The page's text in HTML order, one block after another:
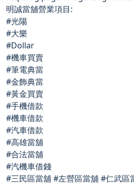
明誠當舖營業項目:
#光陽
#大樂
#Dollar
#機車買賣
#筆電典當
#金飾典當
#黃金買賣
#手機借款
#機車借款
#汽車借款
#高雄當舖
#合法當舖
#汽機車借錢
#三民區當舖 #左營區當舖 #仁武區